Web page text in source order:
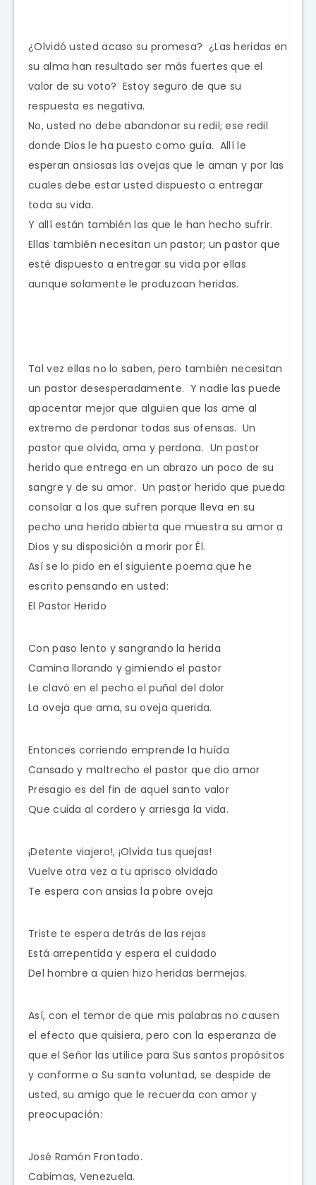
¿Olvidó usted acaso su promesa? ¿Las heridas en
su alma han resultado ser más fuertes que el
valor de su voto? Estoy seguro de que su
respuesta es negativa.
No, usted no debe abandonar su redil; ese redil
donde Dios le ha puesto como guía. Allí le
esperan ansiosas las ovejas que le aman y por las
cuales debe estar usted dispuesto a entregar
toda su vida.
Y allí están también las que le han hecho sufrir.
Ellas también necesitan un pastor; un pastor que
esté dispuesto a entregar su vida por ellas
aunque solamente le produzcan heridas.
Tal vez ellas no lo saben, pero también necesitan
un pastor desesperadamente. Y nadie las puede
apacentar mejor que alguien que las ame al
extremo de perdonar todas sus ofensas. Un
pastor que olvida, ama y perdona. Un pastor
herido que entrega en un abrazo un poco de su
sangre y de su amor. Un pastor herido que pueda
consolar a los que sufren porque lleva en su
pecho una herida abierta que muestra su amor a
Dios y su disposición a morir por Él.
Así se lo pido en el siguiente poema que he
escrito pensando en usted:
El Pastor Herido
Con paso lento y sangrando la herida
Camina llorando y gimiendo el pastor
Le clavó en el pecho el puñal del dolor
La oveja que ama, su oveja querida.
Entonces corriendo emprende la huída
Cansado y maltrecho el pastor que dio amor
Presagio es del fin de aquel santo valor
Que cuida al cordero y arriesga la vida.
¡Detente viajero!, ¡Olvida tus quejas!
Vuelve otra vez a tu aprisco olvidado
Te espera con ansias la pobre oveja
Triste te espera detrás de las rejas
Está arrepentida y espera el cuidado
Del hombre a quien hizo heridas bermejas.
Así, con el temor de que mis palabras no causen
el efecto que quisiera, pero con la esperanza de
que el Señor las utilice para Sus santos propósitos
y conforme a Su santa voluntad, se despide de
usted, su amigo que le recuerda con amor y
preocupación:
José Ramón Frontado.
Cabimas, Venezuela.